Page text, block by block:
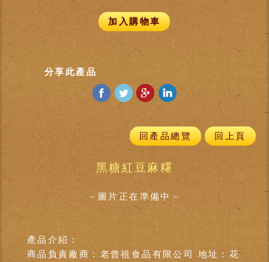
加入購物車
分享此產品
回產品總覽 回上頁
黑糖紅豆麻糬
－圖片正在準備中－
產品介紹：
商品負責廠商：老曾祖食品有限公司 地址：花